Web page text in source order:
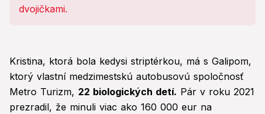
Kristina, ktorá bola kedysi striptérkou, má s Galipom,
ktorý vlastní medzimestskú autobusovú spoločnosť
Metro Turizm, 22 biologických detí. Pár v roku 2021
prezradil, že minuli viac ako 160 000 eur na